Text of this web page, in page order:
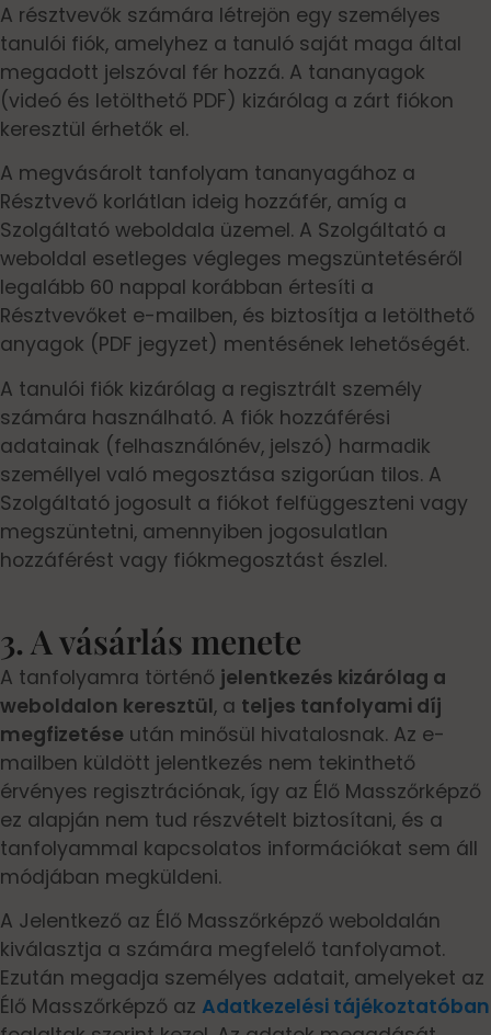
A résztvevők számára létrejön egy személyes
tanulói fiók, amelyhez a tanuló saját maga által
megadott jelszóval fér hozzá. A tananyagok
(videó és letölthető PDF) kizárólag a zárt fiókon
keresztül érhetők el.
A megvásárolt tanfolyam tananyagához a
Résztvevő korlátlan ideig hozzáfér, amíg a
Szolgáltató weboldala üzemel. A Szolgáltató a
weboldal esetleges végleges megszüntetéséről
legalább 60 nappal korábban értesíti a
Résztvevőket e-mailben, és biztosítja a letölthető
anyagok (PDF jegyzet) mentésének lehetőségét.
A tanulói fiók kizárólag a regisztrált személy
számára használható. A fiók hozzáférési
adatainak (felhasználónév, jelszó) harmadik
személlyel való megosztása szigorúan tilos. A
Szolgáltató jogosult a fiókot felfüggeszteni vagy
megszüntetni, amennyiben jogosulatlan
hozzáférést vagy fiókmegosztást észlel.
3. A vásárlás menete
A tanfolyamra történő jelentkezés kizárólag a
weboldalon keresztül, a teljes tanfolyami díj
megfizetése után minősül hivatalosnak. Az e-
mailben küldött jelentkezés nem tekinthető
érvényes regisztrációnak, így az Élő Masszőrképző
ez alapján nem tud részvételt biztosítani, és a
tanfolyammal kapcsolatos információkat sem áll
módjában megküldeni.
A Jelentkező az Élő Masszőrképző weboldalán
kiválasztja a számára megfelelő tanfolyamot.
Ezután megadja személyes adatait, amelyeket az
Élő Masszőrképző az Adatkezelési tájékoztatóban